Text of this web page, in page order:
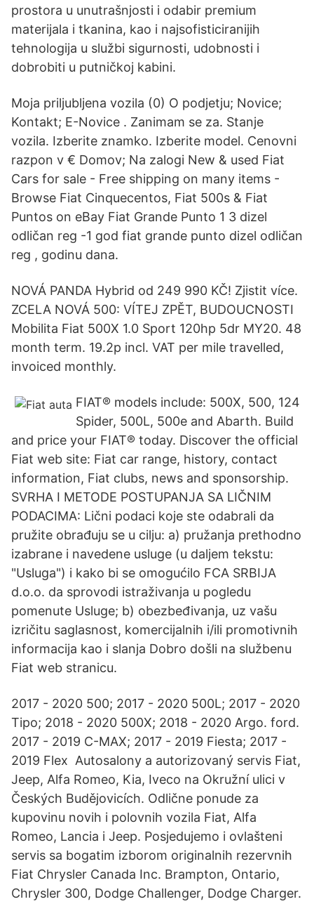
prostora u unutrašnjosti i odabir premium
materijala i tkanina, kao i najsofisticiranijih
tehnologija u službi sigurnosti, udobnosti i
dobrobiti u putničkoj kabini.
Moja priljubljena vozila (0) O podjetju; Novice;
Kontakt; E-Novice . Zanimam se za. Stanje
vozila. Izberite znamko. Izberite model. Cenovni
razpon v € Domov; Na zalogi New & used Fiat
Cars for sale - Free shipping on many items -
Browse Fiat Cinquecentos, Fiat 500s & Fiat
Puntos on eBay Fiat Grande Punto 1 3 dizel
odličan reg -1 god fiat grande punto dizel odličan
reg , godinu dana.
NOVÁ PANDA Hybrid od 249 990 KČ! Zjistit více.
ZCELA NOVÁ 500: VÍTEJ ZPĚT, BUDOUCNOSTI
Mobilita Fiat 500X 1.0 Sport 120hp 5dr MY20. 48
month term. 19.2p incl. VAT per mile travelled,
invoiced monthly.
FIAT® models include: 500X, 500, 124
Spider, 500L, 500e and Abarth. Build
and price your FIAT® today. Discover the official
Fiat web site: Fiat car range, history, contact
information, Fiat clubs, news and sponsorship.
SVRHA I METODE POSTUPANJA SA LIČNIM
PODACIMA: Lični podaci koje ste odabrali da
pružite obrađuju se u cilju: a) pružanja prethodno
izabrane i navedene usluge (u daljem tekstu:
"Usluga") i kako bi se omogućilo FCA SRBIJA
d.o.o. da sprovodi istraživanja u pogledu
pomenute Usluge; b) obezbeđivanja, uz vašu
izričitu saglasnost, komercijalnih i/ili promotivnih
informacija kao i slanja Dobro došli na službenu
Fiat web stranicu.
2017 - 2020 500; 2017 - 2020 500L; 2017 - 2020
Tipo; 2018 - 2020 500X; 2018 - 2020 Argo. ford.
2017 - 2019 C-MAX; 2017 - 2019 Fiesta; 2017 -
2019 Flex Autosalony a autorizovaný servis Fiat,
Jeep, Alfa Romeo, Kia, Iveco na Okružní ulici v
Českých Budějovicích. Odlične ponude za
kupovinu novih i polovnih vozila Fiat, Alfa
Romeo, Lancia i Jeep. Posjedujemo i ovlašteni
servis sa bogatim izborom originalnih rezervnih
Fiat Chrysler Canada Inc. Brampton, Ontario,
Chrysler 300, Dodge Challenger, Dodge Charger.